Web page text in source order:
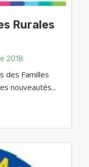
Rurales
2018
des Familles
nouveautés...